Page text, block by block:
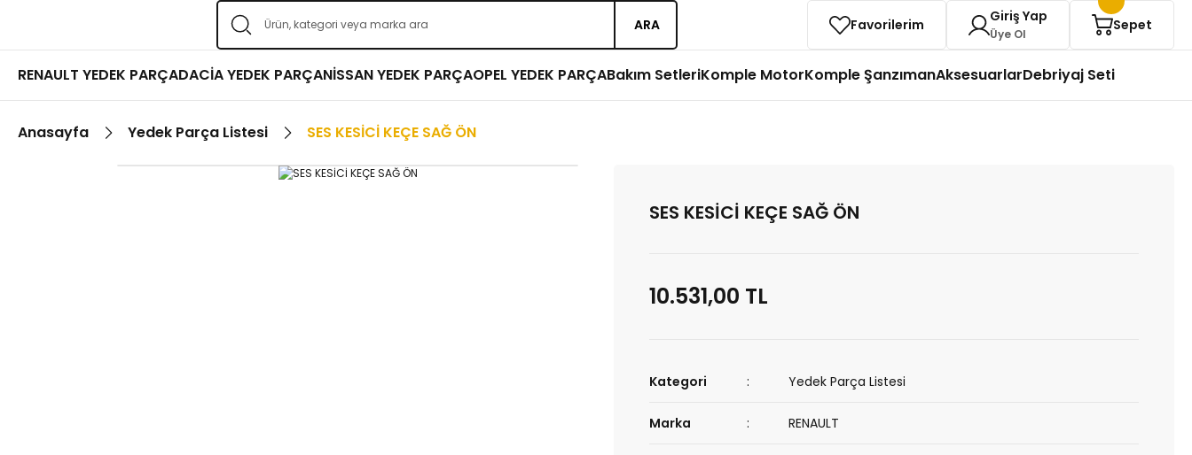
ARA Favorilerim Giriş Yap
Üye Ol
Sepet
RENAULT YEDEK PARÇADACİA YEDEK PARÇANİSSAN YEDEK PARÇAOPEL YEDEK PARÇABakım SetleriKomple MotorKomple ŞanzımanAksesuarlarDebriyaj Seti
Anasayfa Yedek Parça Listesi SES KESİCİ KEÇE SAĞ ÖN
SES KESİCİ KEÇE SAĞ ÖN
10.531,00 TL
Kategori Yedek Parça Listesi
Marka RENAULT